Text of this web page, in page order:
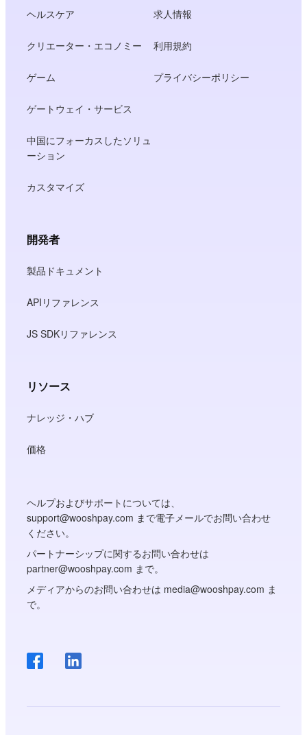
ヘルスケア
クリエーター・エコノミー
ゲーム
ゲートウェイ・サービス
中国にフォーカスしたソリュ
ーション
カスタマイズ
求人情報
利用規約
プライバシーポリシー
開発者
製品ドキュメント
APIリファレンス
JS SDKリファレンス
リソース
ナレッジ・ハブ
価格
ヘルプおよびサポートについては、
support@wooshpay.com まで電子メールでお問い合わせ
ください。
パートナーシップに関するお問い合わせは
partner@wooshpay.com まで。
メディアからのお問い合わせは media@wooshpay.com ま
で。